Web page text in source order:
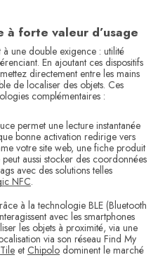
forte valeur d’usage
une double exigence : utilité
En ajoutant ces dispositifs
directement entre les mains
de localiser des objets. Ces
complémentaires :
permet une lecture instantanée
bonne activation redirige vers
votre site web, une fiche produit
aussi stocker des coordonnées
avec des solutions telles
NFC.
à la technologie BLE (Bluetooth
avec les smartphones
les objets à proximité, via une
via son réseau Find My
Tile et Chipolo dominent le marché